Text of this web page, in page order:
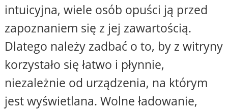
intuicyjna, wiele osób opuści ją przed
zapoznaniem się z jej zawartością.
Dlatego należy zadbać o to, by z witryny
korzystało się łatwo i płynnie,
niezależnie od urządzenia, na którym
jest wyświetlana. Wolne ładowanie,